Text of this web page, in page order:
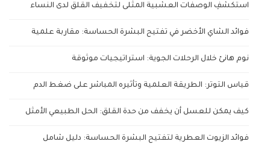
استكشفِ الوصفات العشبية المثلى لتخفيف القلق لدى النساء
فوائد الشاي الأخضر في تفتيح البشرة الحساسة: مقاربة علمية
نوم هانئ خلال الرحلات الجوية: استراتيجيات موثوقة
قياس التوتر: الطريقة العلمية وتأثيره المباشر على ضغط الدم
كيف يمكن للعسل أن يخفف من حدة القلق: الحل الطبيعي الأمثل
فوائد الزيوت العطرية لتفتيح البشرة الحساسة: دليل شامل